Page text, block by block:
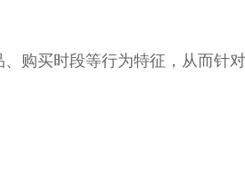
购买时段等行为特征，从而针